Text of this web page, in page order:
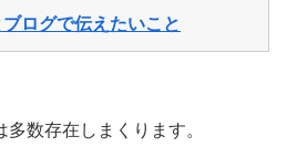
ログで伝えたいこと
数存在しまくります。